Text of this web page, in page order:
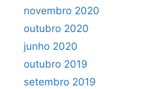
novembro 2020
outubro 2020
junho 2020
outubro 2019
setembro 2019